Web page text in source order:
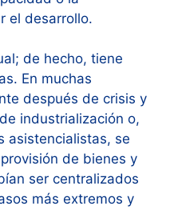
el desarrollo.
de hecho, tiene
En muchas
después de crisis y
industrialización o,
asistencialistas, se
de bienes y
ser centralizados
más extremos y